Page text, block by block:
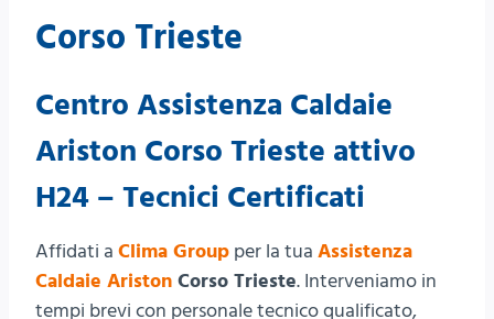
Corso Trieste
Centro Assistenza Caldaie
Ariston Corso Trieste attivo
H24 – Tecnici Certificati
Affidati a Clima Group per la tua Assistenza
Caldaie Ariston Corso Trieste. Interveniamo in
tempi brevi con personale tecnico qualificato,